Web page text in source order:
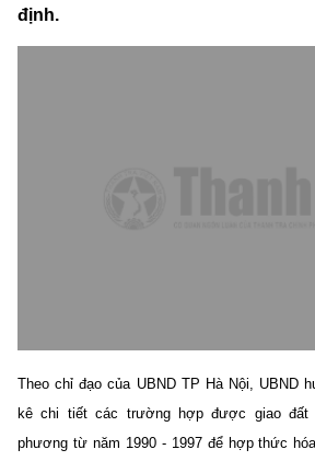
định.
Theo chỉ đạo của UBND TP Hà Nội, UBND
kê chi tiết các trường hợp được giao đất
phương từ năm 1990 - 1997 để hợp thức